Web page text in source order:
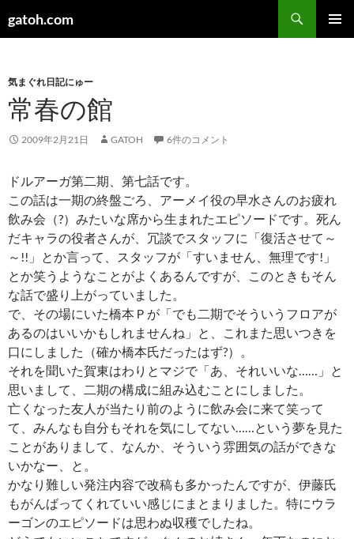
gatoh.com
索
ン
ツ
へ
キ
プ
気まぐれ日記にゅー
常春の館
2009年2月21日 GATOH 6件のコメント
ドルアーガ第二期、第七話です。
この話は一期の終盤ごろ、アーメイ役の早水さんのお疲れ
飲み会（?）みたいな席から生まれたエピソードです。死ん
だキャラの役者さんが、冗談でスタッフに「復活させて～
～!!」とか言って、スタッフが「すいません、無理です!」
とか笑うようなことがよくあるんですが、このときもそん
な話で盛り上がっていました。
で、その場にいた橋本Ｐが「でも二期でそういうフロアが
あるのはいいかもしれませんね」と、これまた思いつきを
口にしました（確か橋本氏だったはず?）。
それを聞いた賀東はわりとマジで「あ、それいいな……」と
思いまして、二期の構成に組み込むことにしました。
亡くなった友人が当たり前のように飲み会に来て笑って
て、みんなも自分もそれを気にしてない……という夢を見た
ことがありまして、なんか、そういう雰囲気の話ができな
いかなー、と。
かなり難しい発注内容で改稿も多かったんですが、伊藤氏
もがんばってくれていい感じにまとまりました。特にウラ
ーゴンのエピソードは思わぬ収穫でしたね。